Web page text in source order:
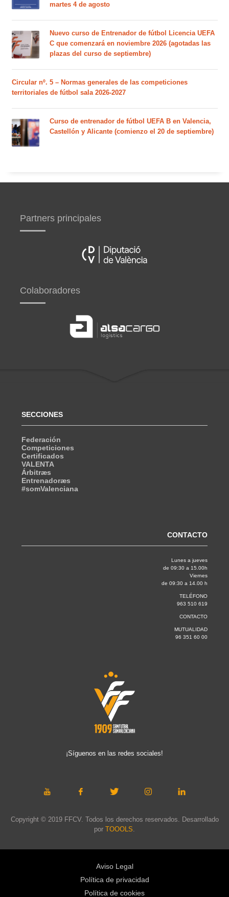
martes 4 de agosto
Nuevo curso de Entrenador de fútbol Licencia UEFA
C que comenzará en noviembre 2026 (agotadas las
plazas del curso de septiembre)
Circular nº. 5 – Normas generales de las competiciones
territoriales de fútbol sala 2026-2027
Curso de entrenador de fútbol UEFA B en Valencia,
Castellón y Alicante (comienzo el 20 de septiembre)
Partners principales
Colaboradores
SECCIONES
Federación
Competiciones
Certificados
VALENTA
Árbitræs
Entrenadoræs
#somValenciana
CONTACTO
Lunes a jueves
de 09:30 a 15.00h
Viernes
de 09:30 a 14.00 h
TELÉFONO
963 510 619
CONTACTO
MUTUALIDAD
96 351 60 00
¡Síguenos en las redes sociales!
Copyright © 2019 FFCV. Todos los derechos reservados. Desarrollado
por TOOOLS.
Aviso Legal
Política de privacidad
Política de cookies